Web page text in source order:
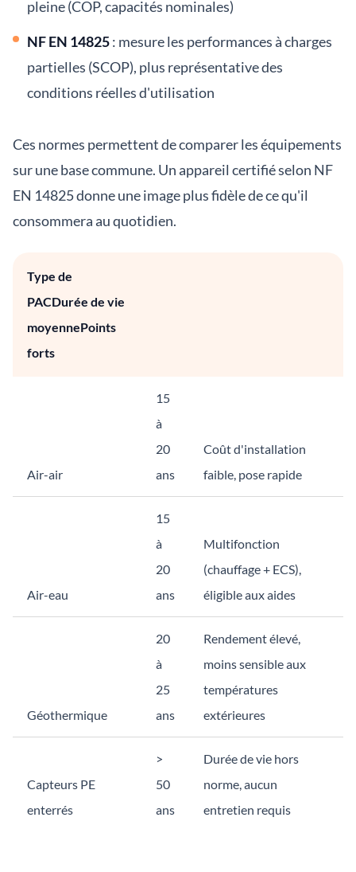
pleine (COP, capacités nominales)
NF EN 14825: mesure les performances à charges
partielles (SCOP), plus représentative des
conditions réelles d'utilisation
Ces normes permettent de comparer les équipements
sur une base commune. Un appareil certifié selon NF
EN 14825 donne une image plus fidèle de ce qu'il
consommera au quotidien.
Type de
PACDurée de vie
moyennePoints
forts
Air-air
15
à
20
ans
Coût d'installation
faible, pose rapide
Air-eau
15
à
20
ans
Multifonction
(chauffage + ECS),
éligible aux aides
Géothermique
20
à
25
ans
Rendement élevé,
moins sensible aux
températures
extérieures
Capteurs PE
enterrés
>
50
ans
Durée de vie hors
norme, aucun
entretien requis